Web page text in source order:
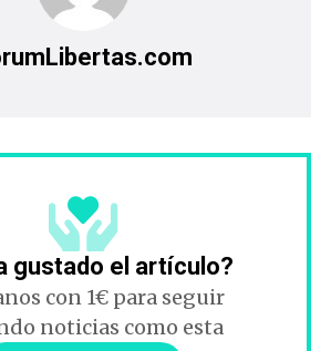
gustado el artículo?
con 1€ para seguir
noticias como esta